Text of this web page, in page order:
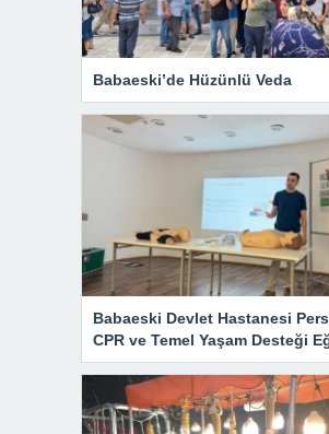
Babaeski’de Hüzünlü Veda
Babaeski Devlet Hastanesi
CPR ve Temel Yaşam Desteği